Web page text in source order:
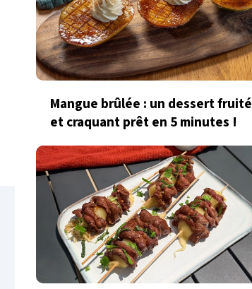
Mangue brûlée : un dessert fruité
et craquant prêt en 5 minutes !